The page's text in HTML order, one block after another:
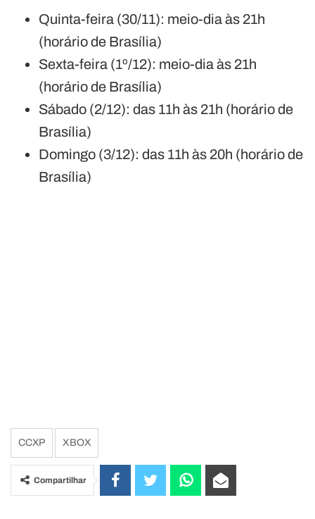
Quinta-feira (30/11): meio-dia às 21h
(horário de Brasília)
Sexta-feira (1º/12): meio-dia às 21h
(horário de Brasília)
Sábado (2/12): das 11h às 21h (horário de
Brasília)
Domingo (3/12): das 11h às 20h (horário de
Brasília)
CCXP XBOX
Compartilhar